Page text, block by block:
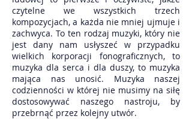
czytelne we wszystkich trzech
kompozycjach, a każda nie mniej ujmuje i
zachwyca. To ten rodzaj muzyki, który nie
jest dany nam usłyszeć w przypadku
wielkich korporacji fonograficznych, to
muzyka dla serca i dla duszy, to muzyka
mająca nas unosić. Muzyka naszej
codzienności w której nie musimy na siłę
dostosowywać naszego nastroju, by
przebrnąć przez kolejny utwór.